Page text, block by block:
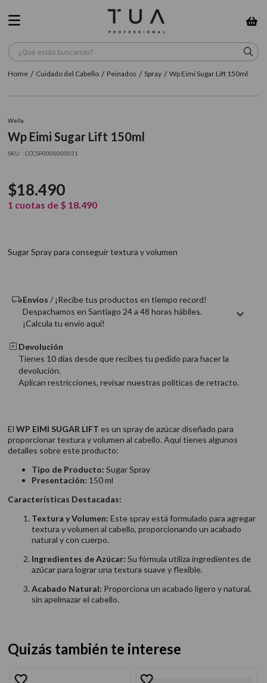
¿Qué estás buscando?
Cuidado del Cabello Peinados Spray Wp Eimi Sugar Lift 150ml
Wella
Wp Eimi Sugar Lift 150ml
: CCCSP0000000031
$18.490
1 cuotas de $ 18.490
Sugar Spray para conseguir textura y volumen
Envíos / ¡Recibe tus productos en tiempo record!
Despachamos en Santiago 24 a 48 horas hábiles.
¡Calcula tu envío aquí!
Devolución
Tienes 10 días desde que recibes tu pedido para hacer la
devolución.
Aplican restricciones, revisar nuestras politicas de retracto.
El WP EIMI SUGAR LIFT es un spray de azúcar diseñado para
proporcionar textura y volumen al cabello. Aquí tienes algunos
detalles sobre este producto:
Tipo de Producto: Sugar Spray
Presentación: 150 ml
Características Destacadas:
Textura y Volumen: Este spray está formulado para agregar
textura y volumen al cabello, proporcionando un acabado
natural y con cuerpo.
Ingredientes de Azúcar: Su fórmula utiliza ingredientes de
azúcar para lograr una textura suave y flexible.
Acabado Natural: Proporciona un acabado ligero y natural,
sin apelmazar el cabello.
Quizás también te interese
TÉRMINOS MÁS BUSCADOS
5. cepillo
6. gama
8. loreal
10 .